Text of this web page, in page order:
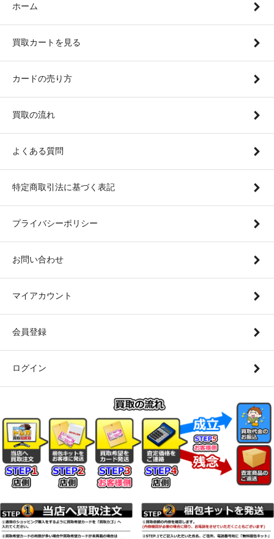
ホーム
買取カートを見る
カードの売り方
買取の流れ
よくある質問
特定商取引法に基づく表記
プライバシーポリシー
お問い合わせ
マイアカウント
会員登録
ログイン